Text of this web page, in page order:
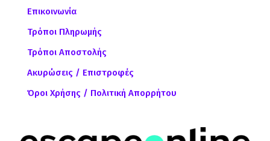
Επικοινωνία
Τρόποι Πληρωμής
Τρόποι Αποστολής
Ακυρώσεις / Επιστροφές
Όροι Χρήσης / Πολιτική Απορρήτου